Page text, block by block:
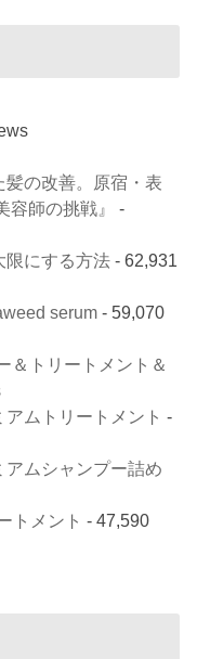
髪の改善。原宿・表
師の挑戦』
-
限にする方法 - 62,931
serum - 59,070
＆トリートメント＆
ムトリートメント -
ムシャンプー詰め
トメント - 47,590